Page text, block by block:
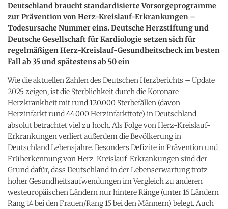
Deutschland braucht standardisierte Vorsorgeprogramme
zur Prävention von Herz-Kreislauf-Erkrankungen –
Todesursache Nummer eins. Deutsche Herzstiftung und
Deutsche Gesellschaft für Kardiologie setzen sich für
regelmäßigen Herz-Kreislauf-Gesundheitscheck im besten
Fall ab 35 und spätestens ab 50 ein
Wie die aktuellen Zahlen des Deutschen Herzberichts – Update
2025 zeigen, ist die Sterblichkeit durch die Koronare
Herzkrankheit mit rund 120.000 Sterbefällen (davon
Herzinfarkt rund 44.000 Herzinfarkttote) in Deutschland
absolut betrachtet viel zu hoch. Als Folge von Herz-Kreislauf-
Erkrankungen verliert außerdem die Bevölkerung in
Deutschland Lebensjahre. Besonders Defizite in Prävention und
Früherkennung von Herz-Kreislauf-Erkrankungen sind der
Grund dafür, dass Deutschland in der Lebenserwartung trotz
hoher Gesundheitsaufwendungen im Vergleich zu anderen
westeuropäischen Ländern nur hintere Ränge (unter 16 Ländern
Rang 14 bei den Frauen/Rang 15 bei den Männern) belegt. Auch